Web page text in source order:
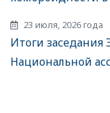
23 июля, 2026 года
Итоги заседания
Национальной